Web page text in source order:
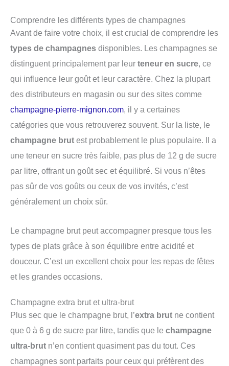
Comprendre les différents types de champagnes
Avant de faire votre choix, il est crucial de comprendre les
types de champagnes disponibles. Les champagnes se
distinguent principalement par leur teneur en sucre, ce
qui influence leur goût et leur caractère. Chez la plupart
des distributeurs en magasin ou sur des sites comme
champagne-pierre-mignon.com, il y a certaines
catégories que vous retrouverez souvent. Sur la liste, le
champagne brut est probablement le plus populaire. Il a
une teneur en sucre très faible, pas plus de 12 g de sucre
par litre, offrant un goût sec et équilibré. Si vous n’êtes
pas sûr de vos goûts ou ceux de vos invités, c’est
généralement un choix sûr.
Le champagne brut peut accompagner presque tous les
types de plats grâce à son équilibre entre acidité et
douceur. C’est un excellent choix pour les repas de fêtes
et les grandes occasions.
Champagne extra brut et ultra-brut
Plus sec que le champagne brut, l’extra brut ne contient
que 0 à 6 g de sucre par litre, tandis que le champagne
ultra-brut n’en contient quasiment pas du tout. Ces
champagnes sont parfaits pour ceux qui préfèrent des